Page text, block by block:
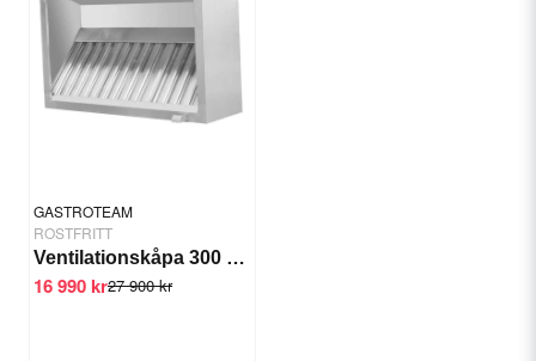
GASTROTEAM
ROSTFRITT
Ventilationskåpa 300 cm
27 900 kr
16 990 kr